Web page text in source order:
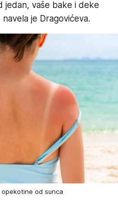
jedan, vaše bake i deke
je Dragovićeva.
od sunca